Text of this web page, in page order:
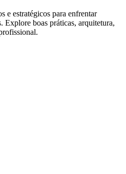
e estratégicos para enfrentar
Explore boas práticas, arquitetura,